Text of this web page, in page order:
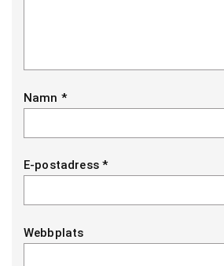
Namn *
E-postadress *
Webbplats